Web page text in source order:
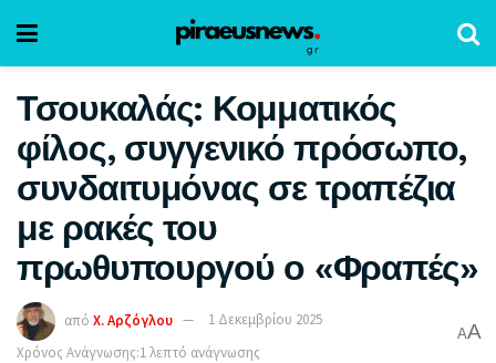
Τσουκαλάς: Κομματικός
φίλος, συγγενικό πρόσωπο,
συνδαιτυμόνας σε τραπέζια
με ρακές του
πρωθυπουργού ο «Φραπές»
από Χ. Αρζόγλου
1 Δεκεμβρίου 2025
Χρόνος Ανάγνωσης:1 λεπτό ανάγνωσης
AA